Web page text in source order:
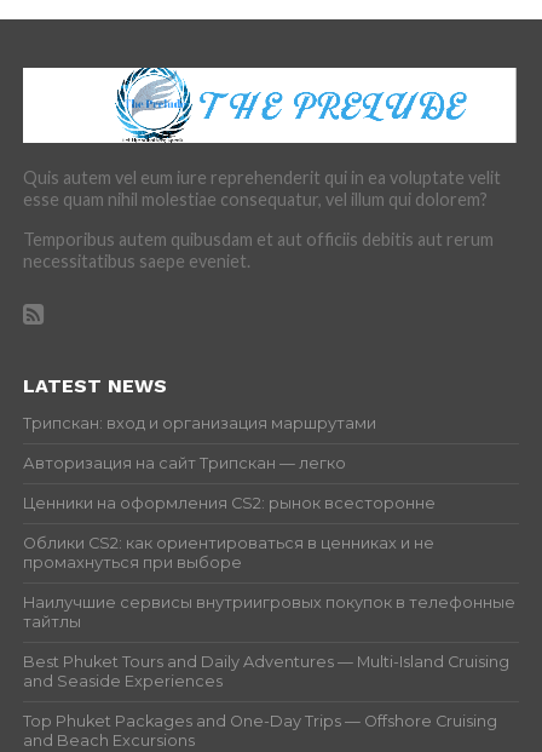
Quis autem vel eum iure reprehenderit qui in ea voluptate velit
esse quam nihil molestiae consequatur, vel illum qui dolorem?
Temporibus autem quibusdam et aut officiis debitis aut rerum
necessitatibus saepe eveniet.
LATEST NEWS
Трипскан: вход и организация маршрутами
Авторизация на сайт Трипскан — легко
Ценники на оформления CS2: рынок всесторонне
Облики CS2: как ориентироваться в ценниках и не
промахнуться при выборе
Наилучшие сервисы внутриигровых покупок в телефонные
тайтлы
Best Phuket Tours and Daily Adventures — Multi-Island Cruising
and Seaside Experiences
Top Phuket Packages and One-Day Trips — Offshore Cruising
and Beach Excursions